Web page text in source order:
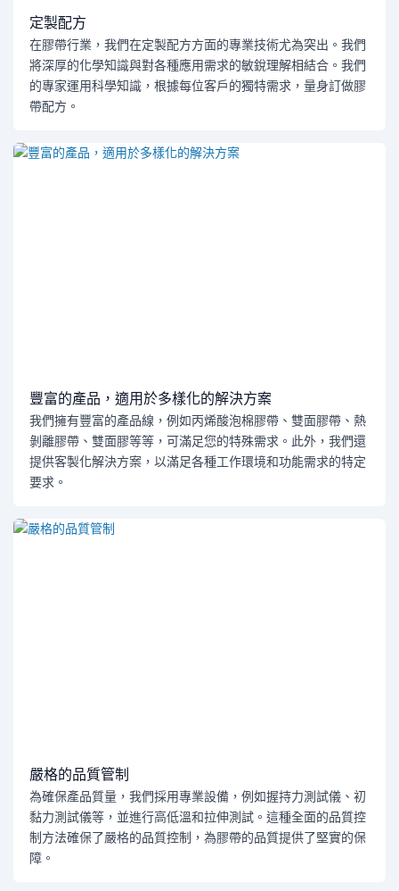
定製配方
在膠帶行業，我們在定製配方方面的專業技術尤為突出。我們
將深厚的化學知識與對各種應用需求的敏銳理解相結合。我們
的專家運用科學知識，根據每位客戶的獨特需求，量身訂做膠
帶配方。
豐富的產品，適用於多樣化的解決方案
我們擁有豐富的產品線，例如丙烯酸泡棉膠帶、雙面膠帶、熱
剝離膠帶、雙面膠等等，可滿足您的特殊需求。此外，我們還
提供客製化解決方案，以滿足各種工作環境和功能需求的特定
要求。
嚴格的品質管制
為確保產品質量，我們採用專業設備，例如握持力測試儀、初
黏力測試儀等，並進行高低溫和拉伸測試。這種全面的品質控
制方法確保了嚴格的品質控制，為膠帶的品質提供了堅實的保
障。